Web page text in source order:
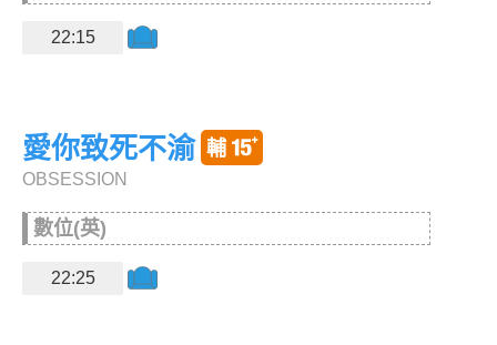
22:15
愛你致死不渝
OBSESSION
數位(英)
22:25